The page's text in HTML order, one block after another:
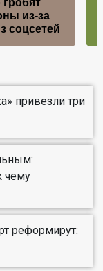
из-за
соцсетей
привезли три
чему
реформирут: